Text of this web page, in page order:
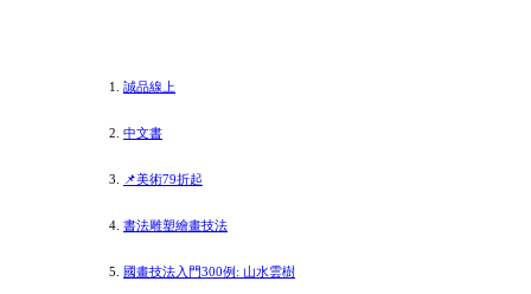
誠品線上
中文書
📌美術79折起
書法雕塑繪畫技法
國畫技法入門300例: 山水雲樹